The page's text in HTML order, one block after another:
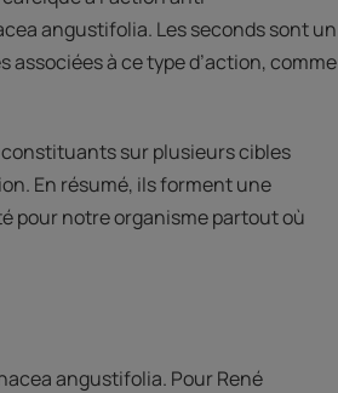
angustifolia. Les seconds sont un
à ce type d’action, comme
constituants sur plusieurs cibles
En résumé, ils forment une
pour notre organisme partout où
angustifolia. Pour René